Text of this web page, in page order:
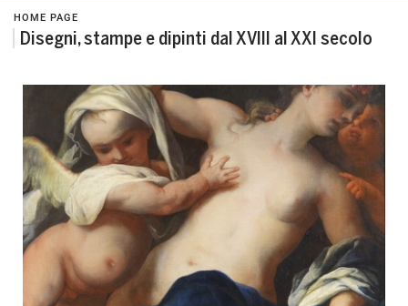
HOME PAGE
Disegni, stampe e dipinti dal XVIII al XXI secolo